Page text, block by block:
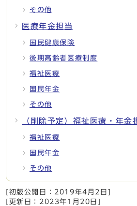
その他
医療年金担当
国民健康保険
後期高齢者医療制度
福祉医療
国民年金
その他
（削除予定）福祉医療・年金
福祉医療
国民年金
その他
[初版公開日： 2019年4月2日
[更新日： 2023年1月20日